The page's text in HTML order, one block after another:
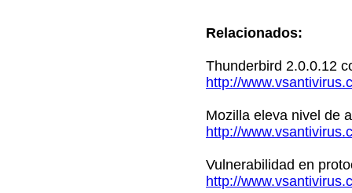
Relacionados:
Thunderbird 2.0.0.12
http://
Mozilla eleva nivel de
http://
Vulnerabilidad en
http://